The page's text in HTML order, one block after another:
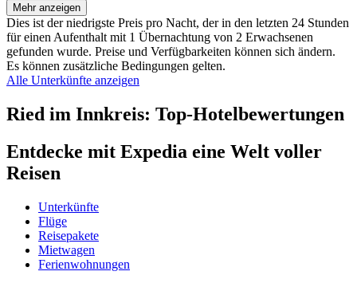
Mehr anzeigen
Dies ist der niedrigste Preis pro Nacht, der in den letzten 24 Stunden
für einen Aufenthalt mit 1 Übernachtung von 2 Erwachsenen
gefunden wurde. Preise und Verfügbarkeiten können sich ändern.
Es können zusätzliche Bedingungen gelten.
Alle Unterkünfte anzeigen
Ried im Innkreis: Top-Hotelbewertungen
Entdecke mit Expedia eine Welt voller
Reisen
Unterkünfte
Flüge
Reisepakete
Mietwagen
Ferienwohnungen